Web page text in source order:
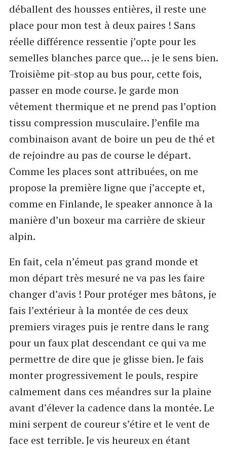
déballent des housses entières, il reste une
place pour mon test à deux paires ! Sans
réelle différence ressentie j’opte pour les
semelles blanches parce que… je le sens bien.
Troisième pit-stop au bus pour, cette fois,
passer en mode course. Je garde mon
vêtement thermique et ne prend pas l’option
tissu compression musculaire. J’enfile ma
combinaison avant de boire un peu de thé et
de rejoindre au pas de course le départ.
Comme les places sont attribuées, on me
propose la première ligne que j’accepte et,
comme en Finlande, le speaker annonce à la
manière d’un boxeur ma carrière de skieur
alpin.
En fait, cela n’émeut pas grand monde et
mon départ très mesuré ne va pas les faire
changer d’avis ! Pour protéger mes bâtons, je
fais l’extérieur à la montée de ces deux
premiers virages puis je rentre dans le rang
pour un faux plat descendant ce qui va me
permettre de dire que je glisse bien. Je fais
monter progressivement le pouls, respire
calmement dans ces méandres sur la plaine
avant d’élever la cadence dans la montée. Le
mini serpent de coureur s’étire et le vent de
face est terrible. Je vis heureux en étant